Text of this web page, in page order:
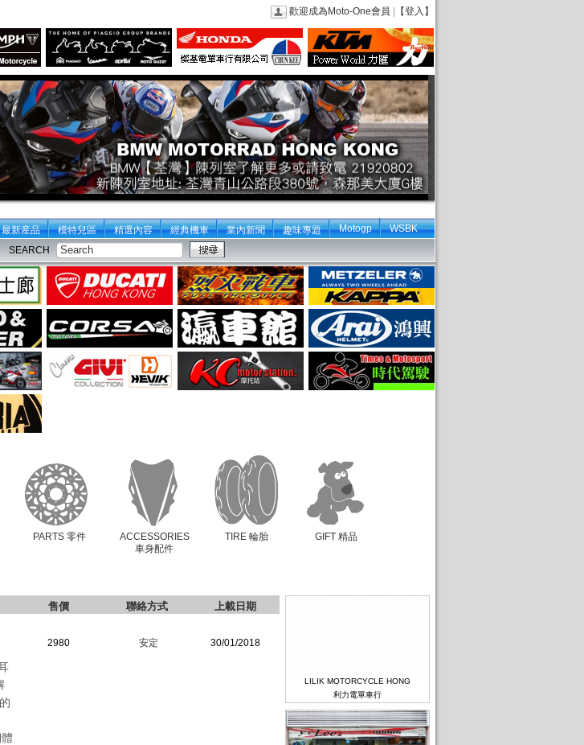
歡迎成為Moto-One會員 【登入】
最新産品 模特兒區 精選內容 經典機車 業內新聞 趣味專題 Motogp WSBK
SEARCH
PARTS 零件
ACCESSORIES
車身配件
TIRE 輪胎 GIFT 精品
售價 聯絡方式 上載日期
2980 安定 30/01/2018
LILIK MOTORCYCLE HONG
利力電單車行